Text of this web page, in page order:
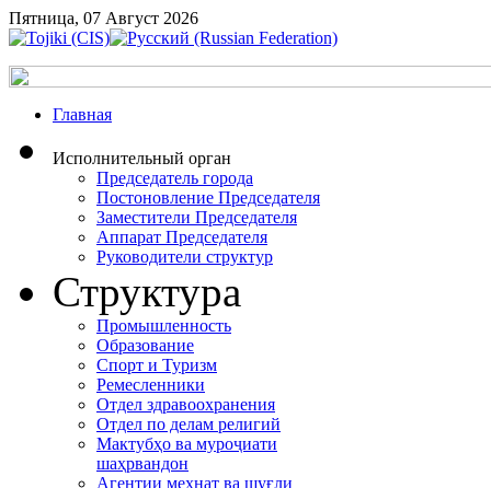
Пятница, 07 Август 2026
Главная
Исполнительный орган
Председатель города
Постоновление Председателя
Заместители Председателя
Аппарат Председателя
Руководители структур
Структура
Промышленность
Образование
Спорт и Туризм
Ремесленники
Отдел здравоохранения
Отдел по делам религий
Мактубҳо ва муроҷиати
шаҳрвандон
Агентии меҳнат ва шуғли